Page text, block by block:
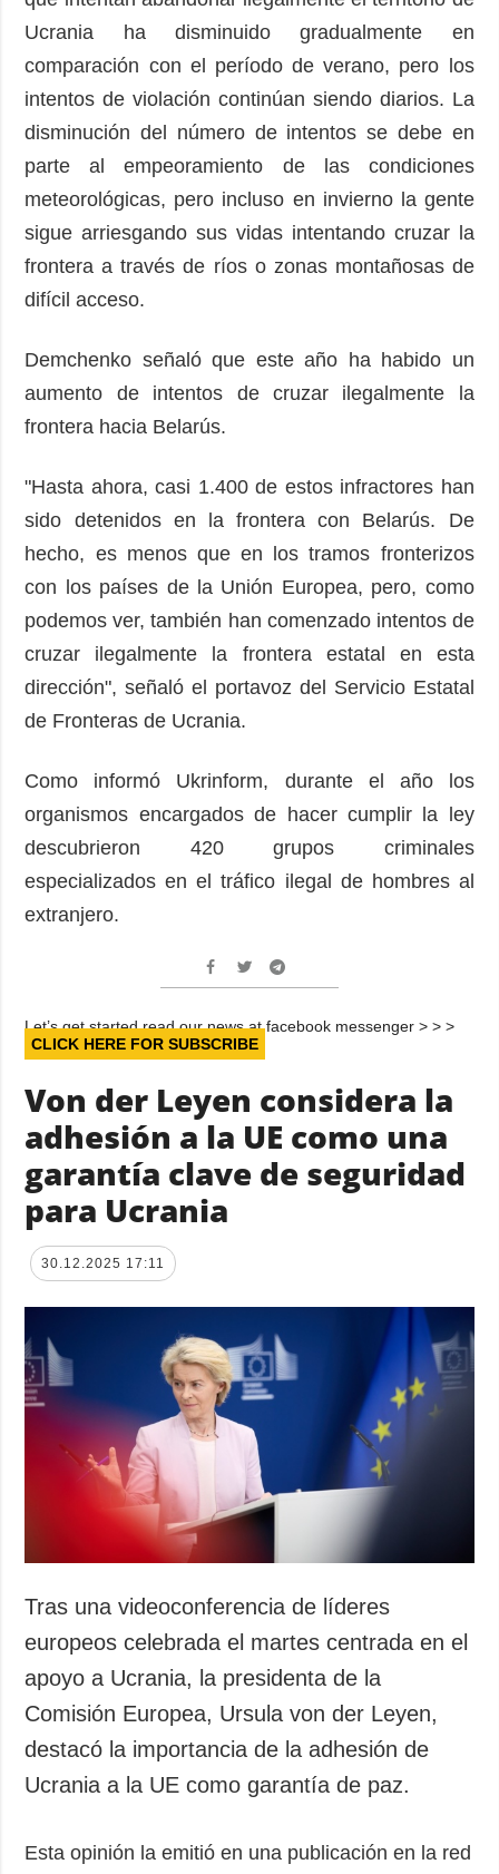
Ucrania ha disminuido gradualmente en
comparación con el período de verano, pero los
intentos de violación continúan siendo diarios. La
disminución del número de intentos se debe en
parte al empeoramiento de las condiciones
meteorológicas, pero incluso en invierno la gente
sigue arriesgando sus vidas intentando cruzar la
frontera a través de ríos o zonas montañosas de
difícil acceso.
Demchenko señaló que este año ha habido un
aumento de intentos de cruzar ilegalmente la
frontera hacia Belarús.
"Hasta ahora, casi 1.400 de estos infractores han
sido detenidos en la frontera con Belarús. De
hecho, es menos que en los tramos fronterizos
con los países de la Unión Europea, pero, como
podemos ver, también han comenzado intentos de
cruzar ilegalmente la frontera estatal en esta
dirección", señaló el portavoz del Servicio Estatal
de Fronteras de Ucrania.
Como informó Ukrinform, durante el año los
organismos encargados de hacer cumplir la ley
descubrieron 420 grupos criminales
especializados en el tráfico ilegal de hombres al
extranjero.
Let’s get started read our news at facebook messenger > > >
CLICK HERE FOR SUBSCRIBE
Von der Leyen considera la
adhesión a la UE como una
garantía clave de seguridad
para Ucrania
30.12.2025 17:11
Tras una videoconferencia de líderes
europeos celebrada el martes centrada en el
apoyo a Ucrania, la presidenta de la
Comisión Europea, Ursula von der Leyen,
destacó la importancia de la adhesión de
Ucrania a la UE como garantía de paz.
Esta opinión la emitió en una publicación en la red